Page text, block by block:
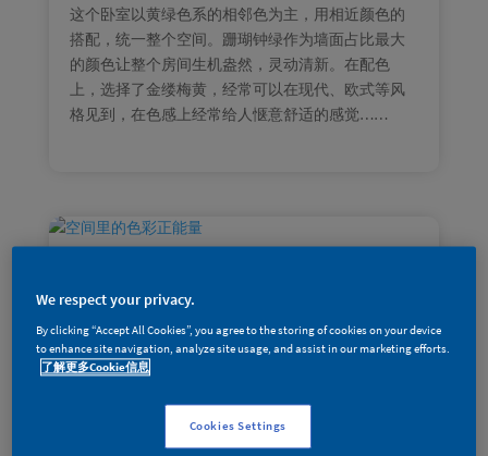
这个卧室以黄绿色系的相邻色为主，用相近颜色的
搭配，统一整个空间。跚瑚钟绿作为墙面占比最大
的颜色让整个房间生机盎然，灵动清新。在配色
上，选择了金缕梅黄，经常可以在现代、欧式等风
格见到，在色感上经常给人惬意舒适的感觉……
您的感受为前提，因为我们周围的环境和自然界的
色彩是非常丰富多彩的，人们会对各种颜色产生不
面力量。柠檬黄和嫩绿色：显得温柔、明快、恬静
而富有朝气。杏黄和桔黄色：能给人以庄严、兴
We respect your privacy.
By clicking “Accept All Cookies”, you agree to the storing of cookies on your device
to enhance site navigation, analyze site usage, and assist in our marketing efforts.
了解更多Cookie信息
Cookies Settings